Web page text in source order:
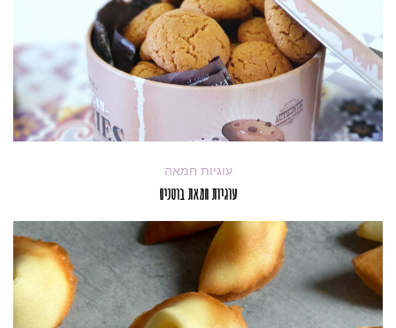
עוגיות חמאה
עוגיות חמאת בוטנים